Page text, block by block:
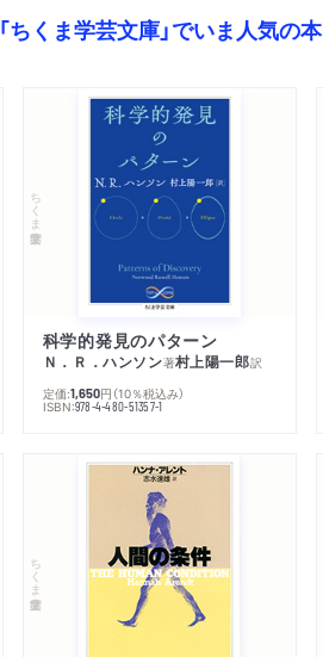
「ちくま学芸文庫」でいま人気の本
ちくま学芸文庫
科学的発見のパターン
Ｎ．Ｒ．ハンソン著村上陽一郎訳
定価:1,650円 （10％税込み）
ISBN:978-4-480-51357-1
ちくま学芸文庫